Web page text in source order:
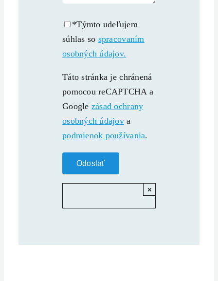
*Týmto udeľujem
súhlas so spracovaním
osobných údajov.
Táto stránka je chránená
pomocou reCAPTCHA a
Google zásad ochrany
osobných údajov a
podmienok používania.
×